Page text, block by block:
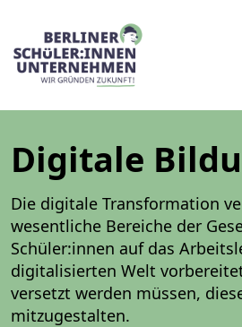
Digitale
Die digitale Transformation
wesentliche Bereiche der
Schüler:innen auf das
digitalisierten Welt
versetzt werden müssen,
mitzugestalten.